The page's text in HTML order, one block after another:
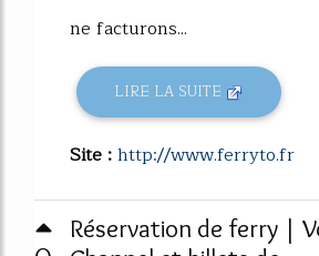
ne facturons...
LIRE LA SUITE
Site :http://www.ferryto.fr
Réservation de ferry |